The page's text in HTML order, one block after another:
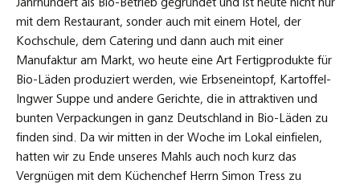
Jahrhundert als Bio-Betrieb gegründet und ist heute nicht nur
mit dem Restaurant, sonder auch mit einem Hotel, der
Kochschule, dem Catering und dann auch mit einer
Manufaktur am Markt, wo heute eine Art Fertigprodukte für
Bio-Läden produziert werden, wie Erbseneintopf, Kartoffel-
Ingwer Suppe und andere Gerichte, die in attraktiven und
bunten Verpackungen in ganz Deutschland in Bio-Läden zu
finden sind. Da wir mitten in der Woche im Lokal einfielen,
hatten wir zu Ende unseres Mahls auch noch kurz das
Vergnügen mit dem Küchenchef Herrn Simon Tress zu